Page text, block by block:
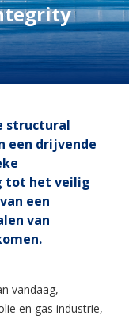
structural
een drijvende
tot het veilig
een
van
vandaag,
en gas industrie,